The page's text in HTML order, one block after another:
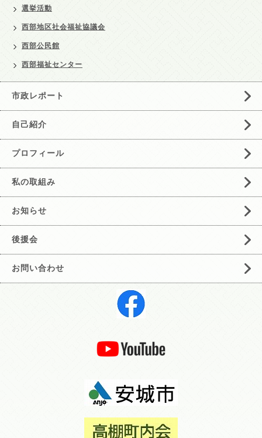
選挙活動
西部地区社会福祉協議会
西部公民館
西部福祉センター
市政レポート
自己紹介
プロフィール
私の取組み
お知らせ
後援会
お問い合わせ